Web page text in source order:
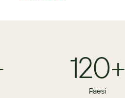
120+
Paesi